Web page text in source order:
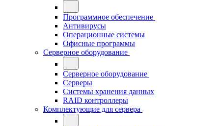
Программное обеспечение
Антивирусы
Операционные системы
Офисные программы
Серверное оборудование
Серверное оборудование
Серверы
Системы хранения данных
RAID контроллеры
Комплектующие для сервера